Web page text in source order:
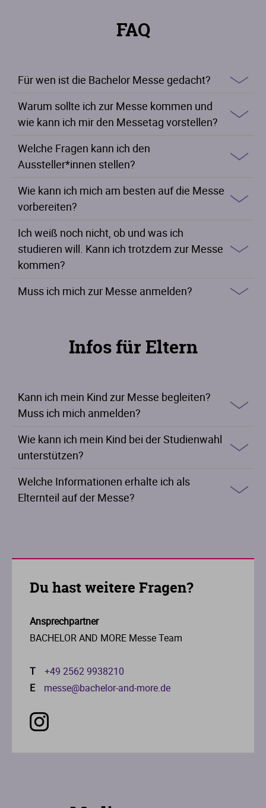
FAQ
Für wen ist die Bachelor Messe gedacht?
Warum sollte ich zur Messe kommen und
wie kann ich mir den Messetag vorstellen?
Welche Fragen kann ich den
Aussteller*innen stellen?
Wie kann ich mich am besten auf die Messe
vorbereiten?
Ich weiß noch nicht, ob und was ich
studieren will. Kann ich trotzdem zur Messe
kommen?
Muss ich mich zur Messe anmelden?
Infos für Eltern
Kann ich mein Kind zur Messe begleiten?
Muss ich mich anmelden?
Wie kann ich mein Kind bei der Studienwahl
unterstützen?
Welche Informationen erhalte ich als
Elternteil auf der Messe?
Du hast weitere Fragen?
Ansprechpartner
BACHELOR AND MORE Messe Team
T
+49 2562 9938210
E
messe@bachelor-and-more.de